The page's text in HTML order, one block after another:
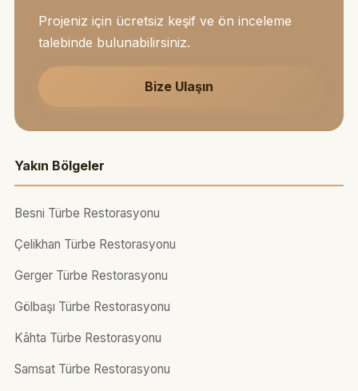
Projeniz için ücretsiz keşif ve ön inceleme
talebinde bulunabilirsiniz.
Bize Ulaşın
Yakın Bölgeler
Besni Türbe Restorasyonu
Çelikhan Türbe Restorasyonu
Gerger Türbe Restorasyonu
Gölbaşı Türbe Restorasyonu
Kâhta Türbe Restorasyonu
Samsat Türbe Restorasyonu